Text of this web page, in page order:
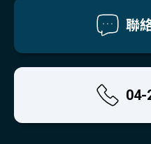
聯
04-